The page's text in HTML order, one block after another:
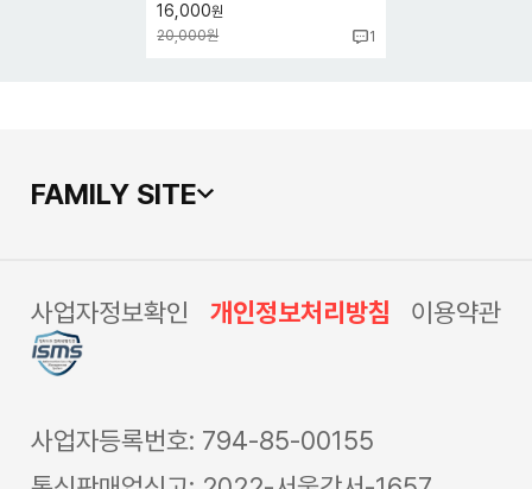
16,000원
20,000원
1
FAMILY SITE
사업자정보확인 개인정보처리방침 이용약관
사업자등록번호: 794-85-00155